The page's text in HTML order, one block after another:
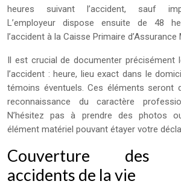
heures suivant l’accident, sauf
L’employeur dispose ensuite de 48
l’accident à la Caisse Primaire d’Assurance
Il est crucial de documenter précisément
l’accident : heure, lieu exact dans le
témoins éventuels. Ces éléments seront
reconnaissance du caractère
N’hésitez pas à prendre des photos
élément matériel pouvant étayer votre
Couverture des
accidents de la vie